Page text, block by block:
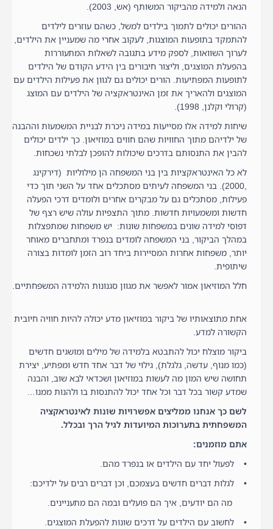
הנאה ולמידה מהביקור המשותף (אש, 2003).
ההורים יכולים לתמוך בילדים למשל, כשהם עוזרים לילדים
להתמקד בתופעות המוצגות, לעקוב אחרי מה שמעניין את הילדים,
לערוך השוואות, לספק מידע בתגובה לשאלות המתעוררות
בהפעלת המוצגים, וליצור חיבורים בין הידע הקודם של הילדים
לתופעות המפתיעות. הורים יכולים גם לגוון את פעילות הילדים עם
המוצגים ולהאריך את זמן האינטראקציה של הילדים עם המוצג
(קרולי וקלנן, 1998).
שיחות למידה אלו מסייעות במידה ניכרת לבניית המשמעות וההבנה
של ילדיהם מתוך החוויות שהם חווים במוזיאון. כך ילדים יכולים
להבין את התנסותם בדרכים שיכולות להופכן לבלתי נשכחות.
לא כל האינטראקציות בין בני המשפחה הן מילוליות (דירקינג
,2000). בני המשפחה לעיתים מסתכלים אחד על השני תוך כדי
פעילות, מסתכלים גם על מבקרים אחרים ולומדים דרכי הפעלה
חדשות ומשמעויות חדשות. מתוך התצפיות עולה שיש רצף של
דפוסי למידה שונים במשפחות שונות: יש משפחות שמתפצלות
במהלך הביקור, בני המשפחה לומדים בנפרד ומתחברים מאוחר
יותר, משפחות אחרות המסיירות ביחד רוב הזמן לומדות בצורה
שיתופית.
חלל המוזיאון אמור לאפשר את מגוון סגנונות הלמידה המשפחתיים.
אחת מתוצאותיו של ביקור במוזיאון מדע יכולה להיות חוויה חיובית
הקשורה למדע.
ביקור מוצלח יכול להתבטא בלמידה של מילים ומושגים חדשים
(כמו מנוף, עדשה, גלגלת), גילוי של דבר אחד חדש ומפתיע, יצירת
תחושה שיש המון מה לעשות במוזיאון ושכדאי לבא שוב, והבנה
שמדע קשור בכל דבר וכל אחד יכול להתנסות בו ולהנות ממנו…
לשם כך אנחנו ממליצים אפשרויות שונות לאינטראקציה
המשפחתית בתערוכות המיועדות לגיל הרך ובכלל.
אתם מוזמנים:
• לפעול יחד עם הילדים או בנפרד מהם.
• לגלות דברים חדשים בעצמכם, וכן דברים רבים על ילדיכם:
מה הם יודעים, איך הם פועלים ובמה הם מתעניינים.
• לחשוב עם הילדים על דרכים שונות להפעלת המוצגים.